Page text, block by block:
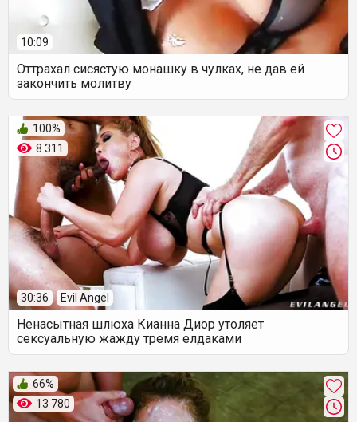
10:09
Оттрахал сисястую монашку в чулках, не дав ей
закончить молитву
8 311
100%
30:36 Evil Angel
Ненасытная шлюха Кианна Диор утоляет
сексуальную жажду тремя елдаками
13 780
66%